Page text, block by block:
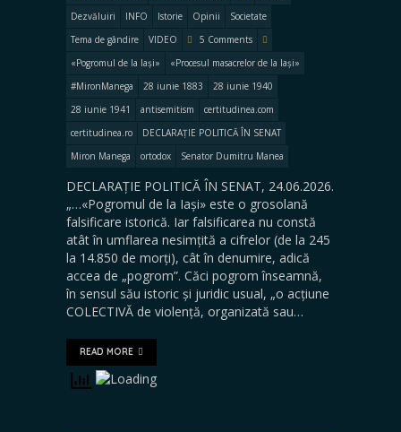
Dezvăluiri
INFO Istorie Opinii
Societate
Tema de gândire
VIDEO
5 Comments
«Pogromul de la Iași»
«Procesul masacrelor de la Iași»
#MironManega
28 iunie 1883
28 iunie 1940
28 iunie 1941
antisemitism
certitudinea.com
certitudinea.ro
DECLARAȚIE POLITICĂ ÎN SENAT
Miron Manega
ortodox Senator Dumitru Manea
DECLARAȚIE POLITICĂ ÎN SENAT, 24.06.2026.
„…«Pogromul de la Iași» este o grosolană
falsificare istorică. Iar falsificarea nu constă
atât în umflarea nesimțită a cifrelor (de la 245
la 14.850 de morți), cât în denumire, adică
accea de „pogrom”. Căci pogrom înseamnă,
în sensul său istoric și juridic usual, „o acțiune
COLECTIVĂ de violență, organizată sau…
READ MORE